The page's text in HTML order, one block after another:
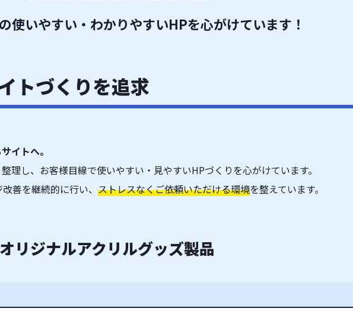
使いやすい・わかりやすいHPを心がけています！
トづくりを追求
イトへ。
理し、お客様目線で使いやすい・見やすいHPづくりを心がけています。
善を継続的に行い、 ストレスなくご依頼いただける環境を整えています。
リジナルアクリルグッズ製品